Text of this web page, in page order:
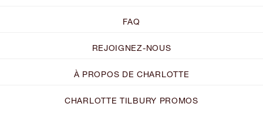
FAQ
REJOIGNEZ-NOUS
À PROPOS DE CHARLOTTE
CHARLOTTE TILBURY PROMOS